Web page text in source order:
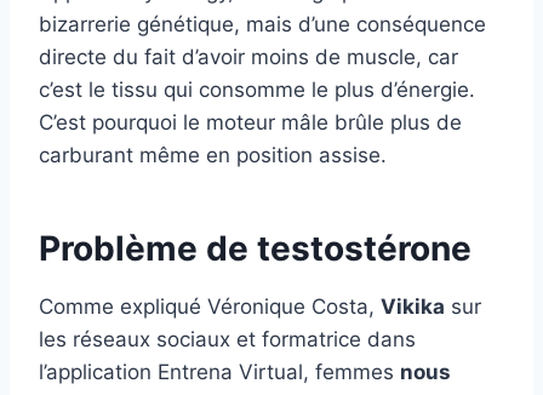
bizarrerie génétique, mais d’une conséquence
directe du fait d’avoir moins de muscle, car
c’est le tissu qui consomme le plus d’énergie.
C’est pourquoi le moteur mâle brûle plus de
carburant même en position assise.
Problème de testostérone
Comme expliqué Véronique Costa, Vikika sur
les réseaux sociaux et formatrice dans
l’application Entrena Virtual, femmes nous